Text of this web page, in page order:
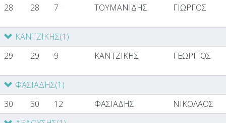
28
28 7 ΤΟΥΜΑΝΙΔΗΣ ΓΙΩΡΓΟΣ
ΚΑΝΤΖΙΚΗΣ(1)
29
29 9 ΚΑΝΤΖΙΚΗΣ ΓΕΩΡΓΙΟΣ
ΦΑΣΙΑΔΗΣ(1)
30
30 12 ΦΑΣΙΑΔΗΣ
ΝΙΚΟΛΑΟΣ